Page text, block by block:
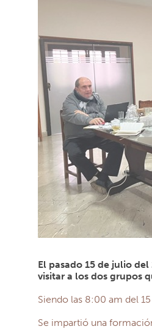
El pasado 15 de julio
visitar a los dos grupos
Siendo las 8:00 am del
Se impartió una